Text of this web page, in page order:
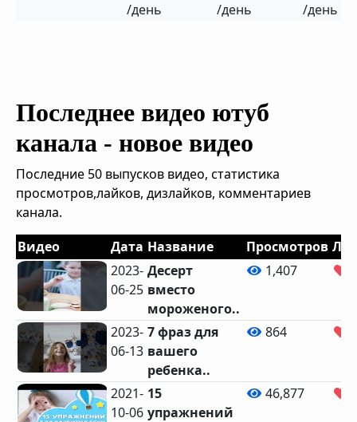
/день
/день
/день
Последнее видео ютуб
канала - новое видео
Последние 50 выпусков видео, статистика
просмотров,лайков, дизлайков, комментариев
канала.
Видео
Дата Название Просмотров
2023-
06-25
Десерт
вместо
мороженого..
1,407
2023-
06-13
7 фраз для
вашего
ребенка..
864
2021-
10-06
15
упражнений
46,877